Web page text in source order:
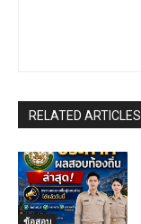
RELATED ARTICLES
ข้อสอบ